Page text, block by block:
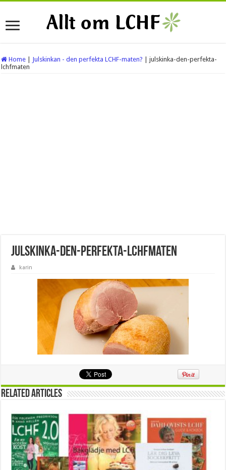
Home Julskinkan - den perfekta LCHF-maten?
julskinka-den-perfekta-
lchfmaten
julskinka-den-perfekta-lchfmaten
karin
Related Articles